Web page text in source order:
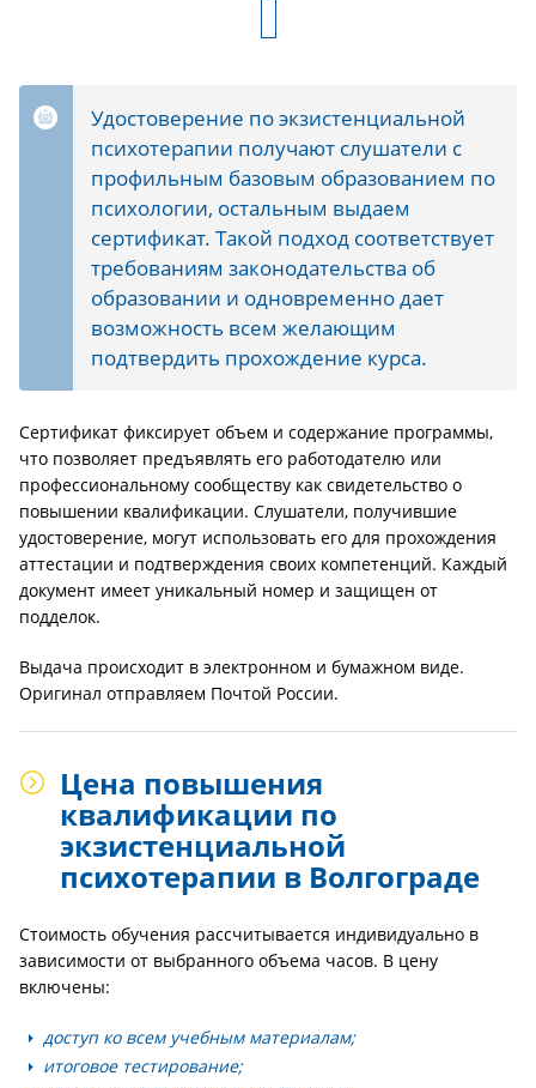
Удостоверение по экзистенциальной
психотерапии получают слушатели с
профильным базовым образованием по
психологии, остальным выдаем
сертификат. Такой подход соответствует
требованиям законодательства об
образовании и одновременно дает
возможность всем желающим
подтвердить прохождение курса.
Сертификат фиксирует объем и содержание программы,
что позволяет предъявлять его работодателю или
профессиональному сообществу как свидетельство о
повышении квалификации. Слушатели, получившие
удостоверение, могут использовать его для прохождения
аттестации и подтверждения своих компетенций. Каждый
документ имеет уникальный номер и защищен от
подделок.
Выдача происходит в электронном и бумажном виде.
Оригинал отправляем Почтой России.
Цена повышения
квалификации по
экзистенциальной
психотерапии в Волгограде
Стоимость обучения рассчитывается индивидуально в
зависимости от выбранного объема часов. В цену
включены:
доступ ко всем учебным материалам;
итоговое тестирование;